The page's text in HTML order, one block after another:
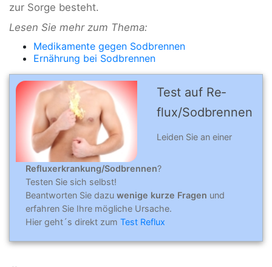
zur Sorge besteht.
Lesen Sie mehr zum Thema:
Medikamente gegen Sodbrennen
Ernährung bei Sodbrennen
Test auf Re­
flux/Sod­bren­nen
Leiden Sie an einer
Refluxerkrankung/Sodbrennen?
Testen Sie sich selbst!
Beantworten Sie dazu wenige kurze Fragen und
erfahren Sie Ihre mögliche Ursache.
Hier geht´s direkt zum Test Reflux